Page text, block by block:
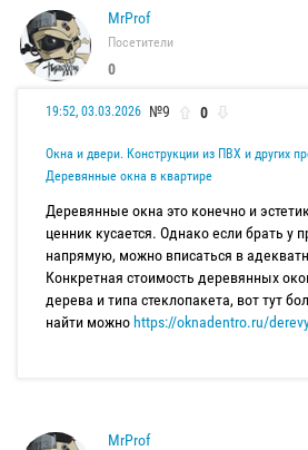
MrProf
Посетители
0
19:52, 03.03.2026 №9 0
Окна и двери. Конструкции из ПВХ и других
Деревянные окна в квартире
Деревянные окна это конечно и
ценник кусается. Однако если брать у
напрямую, можно вписаться в
Конкретная стоимость деревянных
дерева и типа стеклопакета, вот тут
найти можно https://oknadentro.ru/
MrProf